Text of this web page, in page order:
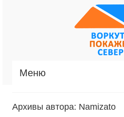
Меню
Архивы автора: Namizato